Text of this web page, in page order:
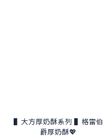
▌大方厚奶酥系列 ▌格雷伯
爵厚奶酥💖